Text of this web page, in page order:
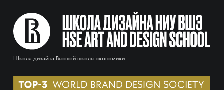
Школа дизайна Высшей школы экономики